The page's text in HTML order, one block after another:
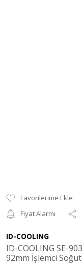
Fiyat Alarmı
ID-COOLING
ID-COOLING SE-
92mm İşlemci